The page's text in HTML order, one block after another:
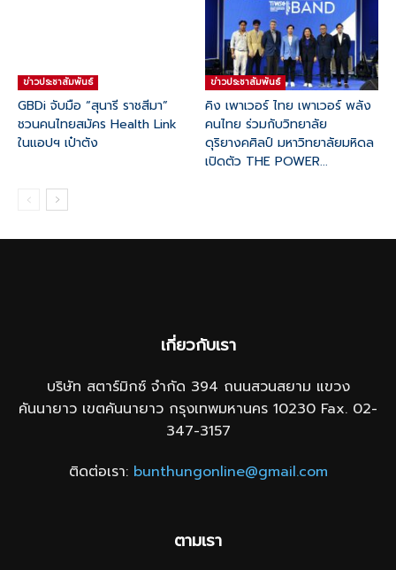
ข่าวประชาสัมพันธ์
GBDi จับมือ “สุนารี ราชสีมา”
ชวนคนไทยสมัคร Health Link
ในแอปฯ เป๋าตัง
ข่าวประชาสัมพันธ์
คิง เพาเวอร์ ไทย เพาเวอร์ พลัง
คนไทย ร่วมกับวิทยาลัย
ดุริยางคศิลป์ มหาวิทยาลัยมหิดล
เปิดตัว THE POWER...
เกี่ยวกับเรา
บริษัท สตาร์มิกซ์ จำกัด 394 ถนนสวนสยาม แขวง
คันนายาว เขตคันนายาว กรุงเทพมหานคร 10230 Fax. 02-
347-3157
ติดต่อเรา: bunthungonline@gmail.com
ตามเรา